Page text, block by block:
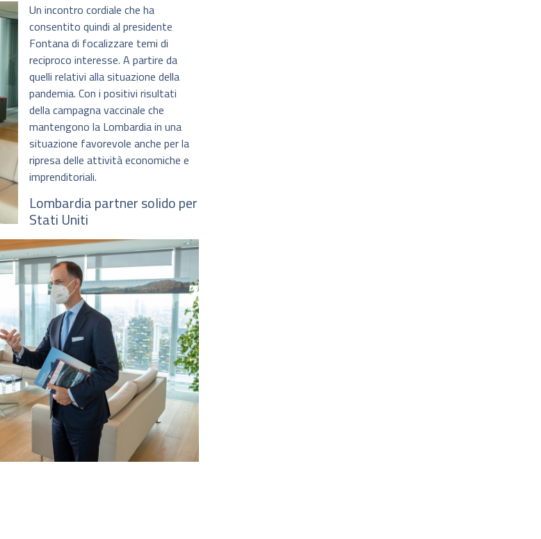
Un incontro cordiale che ha
consentito quindi al presidente
Fontana di focalizzare temi di
reciproco interesse. A partire da
quelli relativi alla situazione della
pandemia. Con i positivi risultati
della campagna vaccinale che
mantengono la Lombardia in una
situazione favorevole anche per la
ripresa delle attività economiche e
imprenditoriali.
Lombardia partner solido per
Stati Uniti